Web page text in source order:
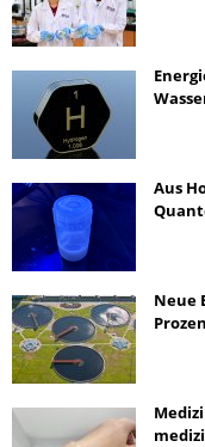
Aus
Neue